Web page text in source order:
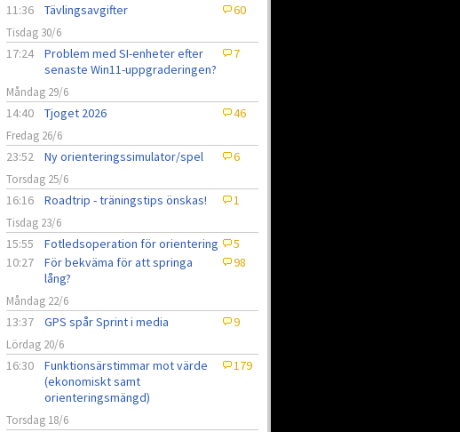
11:36
Tävlingsavgifter 60
Tisdag 30/6
17:24
Problem med SI-enheter efter
senaste Win11-uppgraderingen?
7
Måndag 29/6
14:40 Tjoget 2026 46
Fredag 26/6
23:52 Ny orienteringssimulator/spel 6
Torsdag 25/6
16:16 Roadtrip - träningstips önskas! 1
Tisdag 23/6
15:55 Fotledsoperation för orientering
5
10:27
För bekväma för att springa
lång?
98
Måndag 22/6
13:37 GPS spår Sprint i media 9
Lördag 20/6
16:30
Funktionsärstimmar mot värde
(ekonomiskt samt
orienteringsmängd)
179
Torsdag 18/6